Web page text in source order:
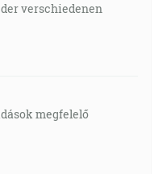
verschiedenen
megfelelő